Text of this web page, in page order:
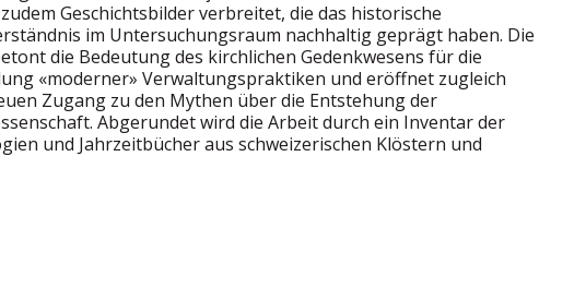
Geschichtsbilder verbreitet, die das historische
im Untersuchungsraum nachhaltig geprägt haben. Die
die Bedeutung des kirchlichen Gedenkwesens für die
«moderner» Verwaltungspraktiken und eröffnet zugleich
Zugang zu den Mythen über die Entstehung der
Abgerundet wird die Arbeit durch ein Inventar der
und Jahrzeitbücher aus schweizerischen Klöstern und